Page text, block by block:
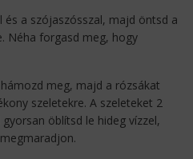
és a szójaszósszal, majd öntsd a
Néha forgasd meg, hogy
meg, majd a rózsákat
szeletekre. A szeleteket 2
öblítsd le hideg vízzel,